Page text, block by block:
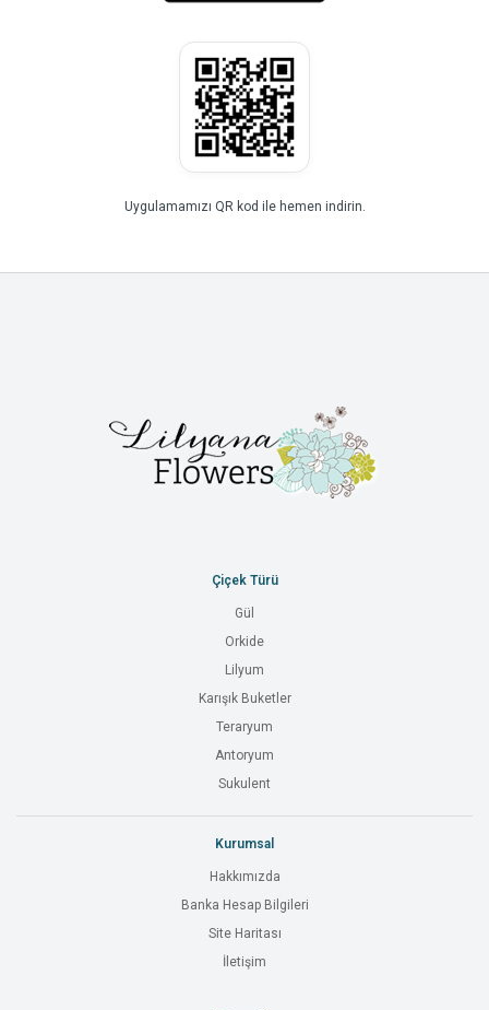
Uygulamamızı QR kod ile hemen indirin.
Çiçek Türü
Gül
Orkide
Lilyum
Karışık Buketler
Teraryum
Antoryum
Sukulent
Kurumsal
Hakkımızda
Banka Hesap Bilgileri
Site Haritası
İletişim